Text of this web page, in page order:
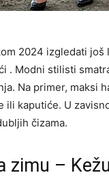
2024 izgledati još
. Modni stilisti
Na primer, maksi
ili kaputiće. U
čizama.
zimu –